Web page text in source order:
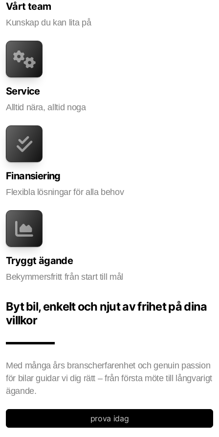
Vårt team
Kunskap du kan lita på
Service
Alltid nära, alltid noga
Finansiering
Flexibla lösningar för alla behov
Tryggt ägande
Bekymmersfritt från start till mål
Byt bil, enkelt och njut av frihet på dina
villkor
Med många års branscherfarenhet och genuin passion
för bilar guidar vi dig rätt – från första möte till långvarigt
ägande.
prova idag